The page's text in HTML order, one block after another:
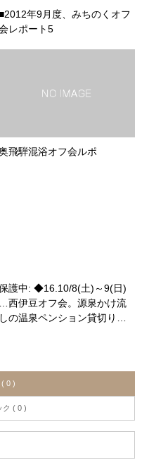
年9月度、みちのくオフ
レポート5
飛騨混浴オフ会ルポ
護中: ◆16.10/8(土)～9(日)
…西伊豆オフ会。源泉かけ流
しの温泉ペンション貸切り…
( 0 )
ク ( 0 )